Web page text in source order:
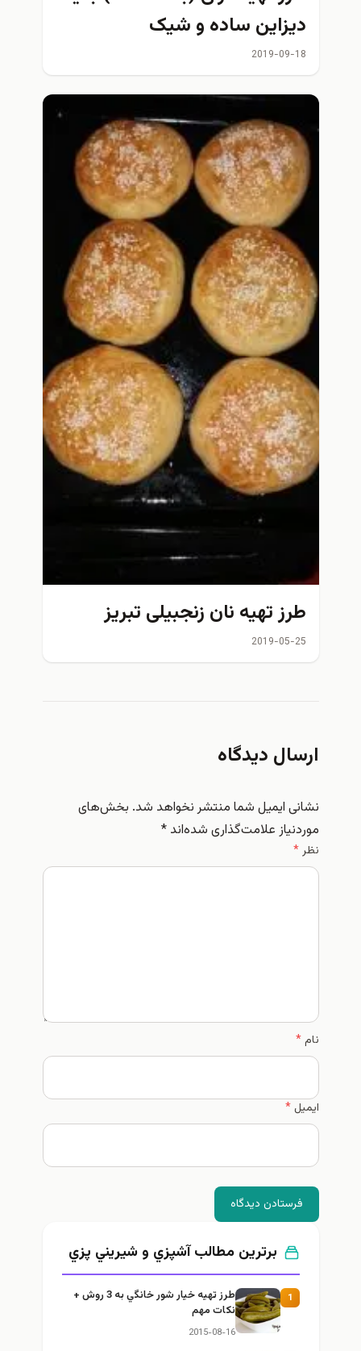
دیزاین ساده و شیک
2019-09-18
طرز تهیه نان زنجبیلی تبریز
2019-05-25
ارسال دیدگاه
نشانی ایمیل شما منتشر نخواهد شد. بخش‌های
موردنیاز علامت‌گذاری شده‌اند*
نظر*
نام*
ایمیل*
فرستادن دیدگاه
برترین مطالب آشپزي و شيريني پزي
1
طرز تهيه خیار شور خانگي به 3 روش +
نكات مهم
2015-08-16